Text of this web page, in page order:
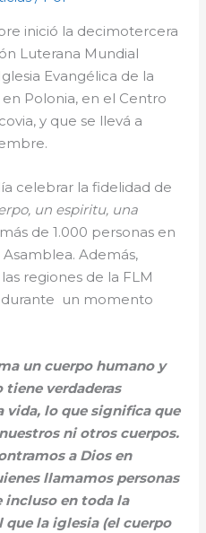
inició la decimotercera
Luterana Mundial
Evangélica de la
Polonia, en el Centro
y que se llevá a
celebrar la fidelidad de
un espiritu, una
de 1.000 personas en
Además,
regiones de la FLM
un momento
un cuerpo humano y
tiene verdaderas
vida, lo que significa que
ni otros cuerpos.
a Dios en
llamamos personas
incluso en toda la
la iglesia (el cuerpo